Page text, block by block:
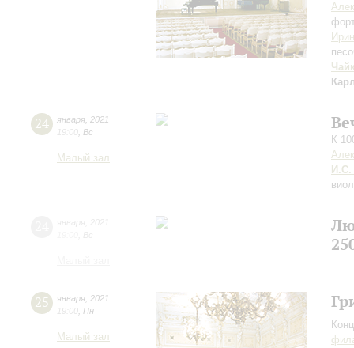
24 января 2021
19:00 Вс
Малый зал
К
И.С.
25 января 2021
19:00 Пн
Малый зал